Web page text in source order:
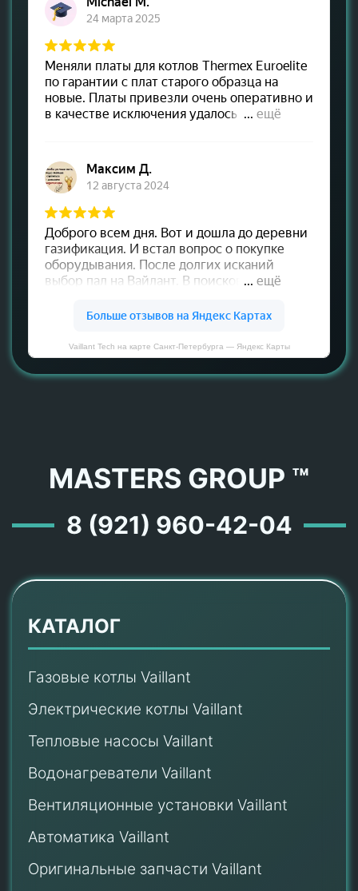
Vaillant Tech на карте Санкт‑Петербурга — Яндекс Карты
MASTERS GROUP ™
8 (921) 960-42-04
КАТАЛОГ
Газовые котлы Vaillant
Электрические котлы Vaillant
Тепловые насосы Vaillant
Водонагреватели Vaillant
Вентиляционные установки Vaillant
Автоматика Vaillant
Оригинальные запчасти Vaillant